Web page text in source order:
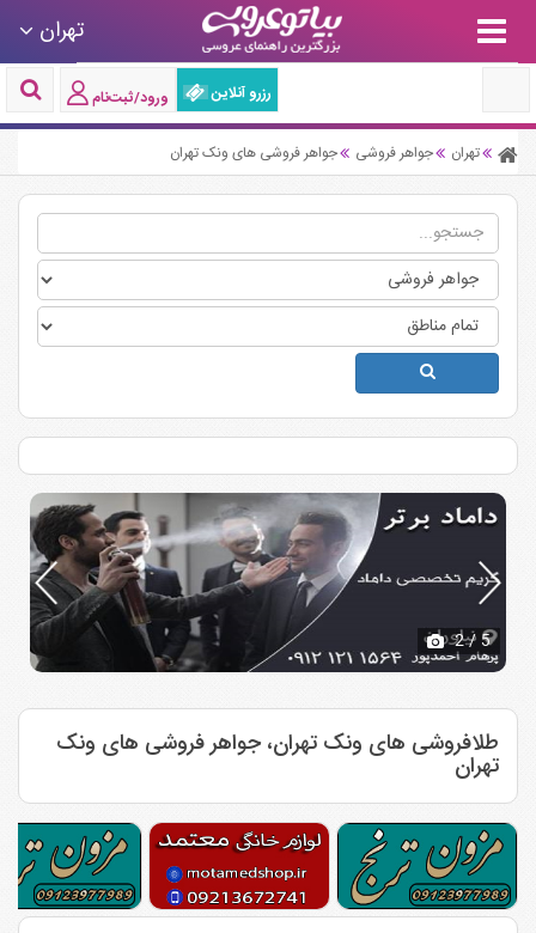
تهران
رزرو آنلاین ورود/ثبت‌نام
تهران جواهر فروشی جواهر فروشی های ونک تهران
2/ 5
طلافروشی های ونک تهران، جواهر فروشی های ونک
تهران